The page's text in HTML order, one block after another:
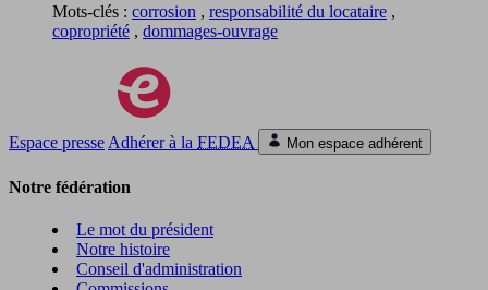
Mots-clés : corrosion , responsabilité du locataire ,
copropriété , dommages-ouvrage
Espace presse Adhérer à la FEDEA Mon espace adhérent
Notre fédération
Le mot du président
Notre histoire
Conseil d'administration